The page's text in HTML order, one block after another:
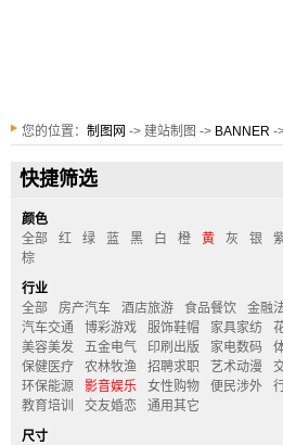
您的位置： 制图网 -> 建站制图 -> BANNER -
快捷筛选
颜色
全部
红 绿 蓝 黑 白 橙 黄 灰 银
棕
行业
全部
房产汽车 酒店旅游 食品餐饮
金融
汽车交通
博彩游戏 服饰鞋帽 家具家纺
美容美发
五金电气 印刷出版 家电数码
保健医疗
农林牧渔 招聘求职 艺术动漫
环保能源
影音娱乐 女性购物 便民涉外
教育培训
交友婚恋
通用其它
尺寸